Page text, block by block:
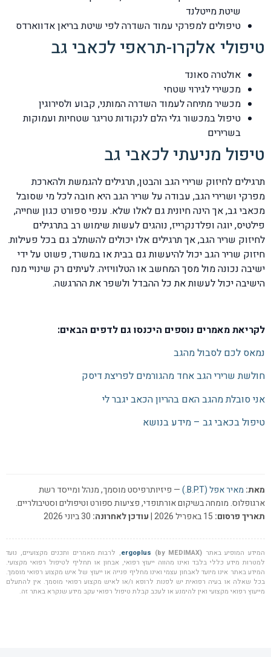
שיטת מייטלנד
טיפולים למפרקי עמוד השדרה לפי שיטת בריאן אדווארדס
טיפולי אלקרו-תראפי לכאבי גב
אולטרה סאונד
מכשירי לגירוי שטחי
מכשיר מתיחה לעמוד השדרה המותני, קבוע ולסירוגין
טיפול במכשור גלי הלם לנקודות טריגר שטחיות ועמוקות
בשרירים
טיפול מניעתי לכאבי גב
תרגילים לחיזוק שרירי הגב והבטן, תרגילים להגמשת ולהארכת
מפרקי ושרירי הגב, עבודה על שריר הגב היא חובה לכל מי שסובל
מכאבי גב, אך הינה חיונית גם לאלו שלא. ענפי ספורט כגון שחייה,
פילטיס, יוגה ופלדנקרייז, נוהגים לעשות שימוש רב בתרגילים
לחיזוק שריר הגב, אך תרגילים אלו יכולים להשתלב גם בכל פעילות.
חיזוק שריר הגב יכול להיעשות גם בבית או במשרד, פשוט על ידי
ישיבה נכונה מול מסך המחשב או הטלוויזיה. לעיתים רק שינויי מנח
הישיבה יכול לעשות את כל ההבדל ולשפר את ההרגשה.
לקריאת מאמרים נוספים היכנסו גם לדפים הבאים:
נמאס לכם לסבול מהגב
חולשת שרירי הגב אחד מהגורמים לפריצת דיסק
אני סובלת מהגב האם בהריון הכאב יגבר לי
טיפול בכאבי גב – מידע בנושא
מאת: מאיר אפל (B.P.T.)
— פיזיותרפיסט מוסמך, מנהל ומייסד רשת
ארגופלוס. מומחה בשיקום אורתופדי, פציעות ספורט וטיפולים וסטיבולריים.
תאריך פרסום:
עודכן לאחרונה:
המידע המופיע באתר ergoplus (by MEDIMAX)
, לרבות מאמרים ותכנים מקצועיים, נועד
למטרות מידע כללי בלבד ואינו מהווה ייעוץ רפואי, אבחון או תחליף לטיפול רפואי מקצועי.
המידע באתר אינו מיועד לאבחון עצמי ואינו מחליף פנייה או ייעוץ של איש מקצוע רפואי מוסמך.
בכל שאלה או בעיה רפואית יש לפנות לרופא ו/או לאיש מקצוע רפואי מוסמך. אין להתעלם
מייעוץ רפואי מקצועי ואין להימנע או לעכב קבלת טיפול רפואי עקב מידע שנקרא באתר זה.